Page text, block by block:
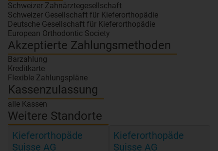
Schweizer Zahnärztegesellschaft
Schweizer Gesellschaft für Kieferorthopädie
Deutsche Gesellschaft für Kieferorthopädie
European Orthodontic Society
Akzeptierte Zahlungsmethoden
Barzahlung
Kreditkarte
Flexible Zahlungspläne
Kassenzulassung
alle Kassen
Weitere Standorte
Kieferorthopäde
Suisse AG
Kieferorthopäde
Suisse AG